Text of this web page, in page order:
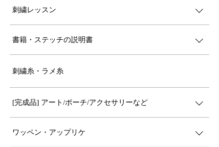
刺繍レッスン
書籍・ステッチの説明書
刺繍糸・ラメ糸
[完成品] アート/ポーチ/アクセサリーなど
ワッペン・アップリケ